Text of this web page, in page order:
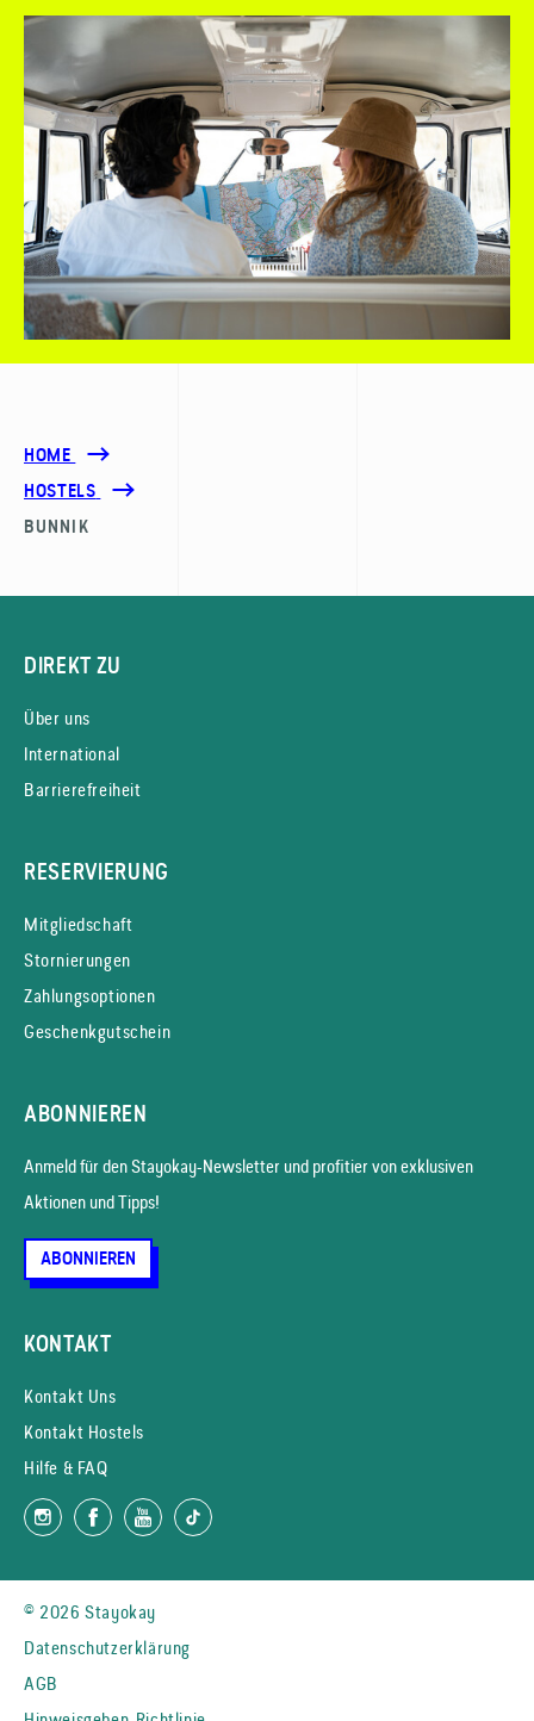
HOME
HOSTELS
BUNNIK
DIREKT ZU
Über uns
International
Barrierefreiheit
RESERVIERUNG
Mitgliedschaft
Stornierungen
Zahlungsoptionen
Geschenkgutschein
ABONNIEREN
Anmeld für den Stayokay-News­letter und profitier von exklusiven
Aktionen und Tipps!
ABONNIEREN
KONTAKT
Kontakt Uns
Kontakt Hostels
Hilfe & FAQ
© 2026 Stayokay
Datenschutzerklärung
AGB